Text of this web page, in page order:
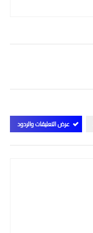
عرض التعليقات والردود